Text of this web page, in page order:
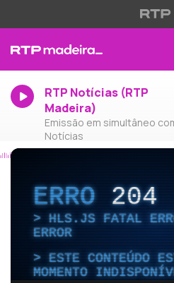
RTP Notícias (RTP
Madeira)
Emissão em simultâneo
Notícias
ERRO204
HLS.JS FATAL
ERROR
ESTE CONTEÚDO
MOMENTO